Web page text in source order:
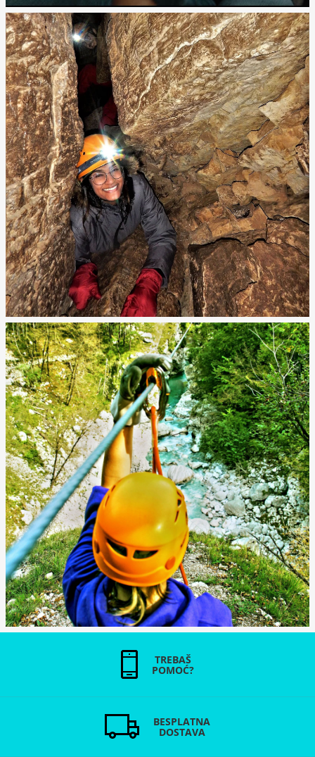
TREBAŠ
POMOĆ?
BESPLATNA
DOSTAVA